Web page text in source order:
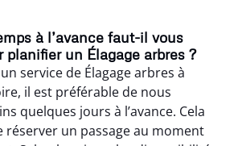
à l’avance faut-il vous
planifier un Élagage arbres ?
service de Élagage arbres à
il est préférable de nous
quelques jours à l’avance. Cela
réserver un passage au moment